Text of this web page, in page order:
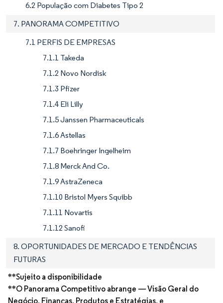
6.2 População com Diabetes Tipo 2
7. PANORAMA COMPETITIVO
7.1 PERFIS DE EMPRESAS
7.1.1 Takeda
7.1.2 Novo Nordisk
7.1.3 Pfizer
7.1.4 Eli Lilly
7.1.5 Janssen Pharmaceuticals
7.1.6 Astellas
7.1.7 Boehringer Ingelheim
7.1.8 Merck And Co.
7.1.9 AstraZeneca
7.1.10 Bristol Myers Squibb
7.1.11 Novartis
7.1.12 Sanofi
8. OPORTUNIDADES DE MERCADO E TENDÊNCIAS
FUTURAS
**Sujeito a disponibilidade
**O Panorama Competitivo abrange — Visão Geral do
Negócio, Finanças, Produtos e Estratégias, e